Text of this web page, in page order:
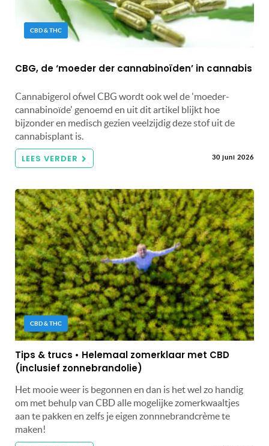
CBD & THC
CBG, de ‘moeder der cannabinoïden’ in cannabis
Cannabigerol ofwel CBG wordt ook wel de 'moeder-
cannabinoïde' genoemd en uit dit artikel blijkt hoe
bijzonder en medisch gezien veelzijdig deze stof uit de
cannabisplant is.
LEES VERDER 30 juni 2026
CBD & THC
Tips & trucs • Helemaal zomerklaar met CBD
(inclusief zonnebrandolie)
Het mooie weer is begonnen en dan is het wel zo handig
om met behulp van CBD alle mogelijke zomerkwaaltjes
aan te pakken en zelfs je eigen zonnnebrandcrème te
maken!